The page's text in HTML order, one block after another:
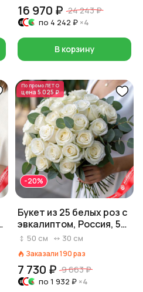
16 970 ₽ 24 243 ₽
по 4 242 ₽ ×4
В корзину
По промоЛЕТО
цена 5 025 ₽
-20%
Букет из 25 белых роз с
эвкалиптом, Россия, 50
см50 см 30 см
Заказали190раз
7 730 ₽ 9 663 ₽
по 1 932 ₽ ×4